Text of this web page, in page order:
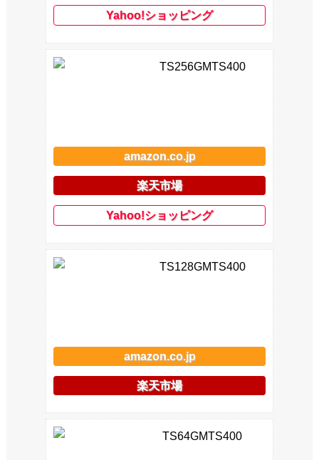
Yahoo!ショッピング
TS256GMTS400
amazon.co.jp
楽天市場
Yahoo!ショッピング
TS128GMTS400
amazon.co.jp
楽天市場
TS64GMTS400